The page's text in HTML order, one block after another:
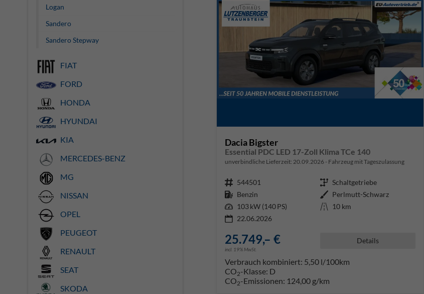
Dacia Bigster
Essential PDC LED 17-Zoll Klima TCe 140
unverbindliche Lieferzeit: 20.09.2026 Fahrzeug mit Tageszulassung
Fahrzeugnr. 544501 Getriebe Schaltgetriebe
Kraftstoff Benzin Außenfarbe Perlmutt-Schwarz
Leistung 103 kW (140 PS) Kilometerstand 10 km
22.06.2026
25.749,– €
incl. 19% MwSt.
Details
Verbrauch kombiniert: 5,50 l/100km
CO2-Klasse: D
CO2-Emissionen: 124,00 g/km
Logan
Sandero
Sandero Stepway
FIAT
FORD
HONDA
HYUNDAI
KIA
MERCEDES-BENZ
MG
NISSAN
OPEL
PEUGEOT
RENAULT
SEAT
SKODA